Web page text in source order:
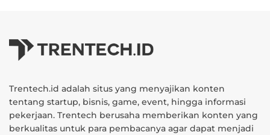
Trentech.id adalah situs yang menyajikan konten
tentang startup, bisnis, game, event, hingga informasi
pekerjaan. Trentech berusaha memberikan konten yang
berkualitas untuk para pembacanya agar dapat menjadi